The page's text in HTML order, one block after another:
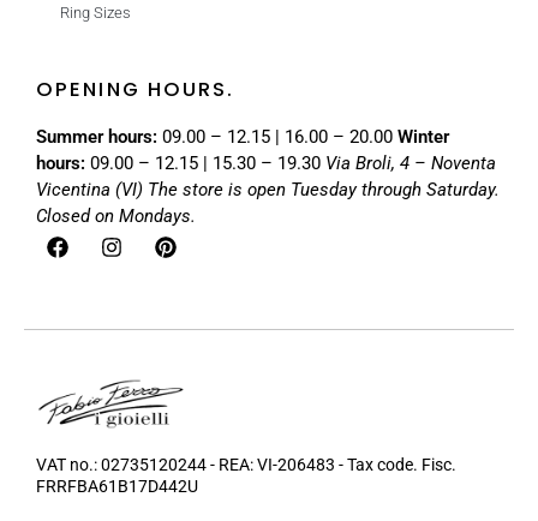
Ring Sizes
OPENING HOURS.
Summer hours: 09.00 – 12.15 | 16.00 – 20.00 Winter
hours: 09.00 – 12.15 | 15.30 – 19.30 Via Broli, 4 – Noventa
Vicentina (VI) The store is open Tuesday through Saturday.
Closed on Mondays.
VAT no.: 02735120244 - REA: VI-206483 - Tax code. Fisc.
FRRFBA61B17D442U